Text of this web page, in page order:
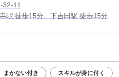
32-11
駅 徒歩15分、下吉田駅 徒歩15分
まかない付き スキルが身に付く